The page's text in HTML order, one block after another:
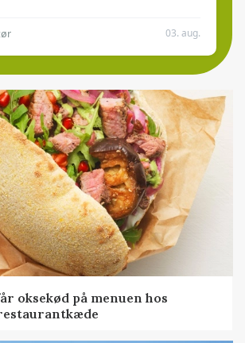
03. aug.
oksekød på menuen hos